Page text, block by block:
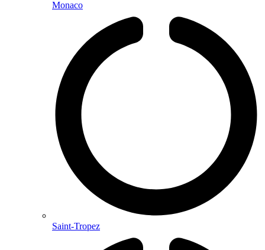
Monaco
Saint-Tropez